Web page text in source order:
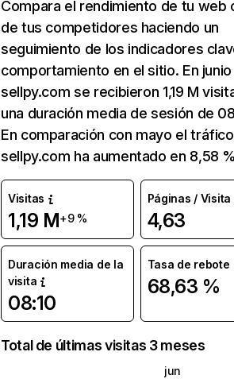
Compara el rendimiento de tu web
de tus competidores haciendo un
seguimiento de los indicadores
comportamiento en el sitio. En junio
sellpy.com se recibieron 1,19 M
una duración media de sesión de
En comparación con mayo el
sellpy.com ha aumentado en 8,58
Visitas
1,19 M+9 %
Páginas / Visita
4,63
Duración media de la
visita
08:10
Tasa de rebote
68,63 %
Total de últimas visitas 3 meses
jun